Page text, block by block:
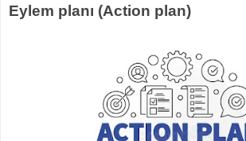
Eylem planı (Action plan)